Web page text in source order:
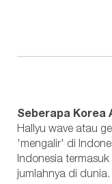
Seberapa Korea
Hallyu wave atau
'mengalir' di
Indonesia
jumlahnya di